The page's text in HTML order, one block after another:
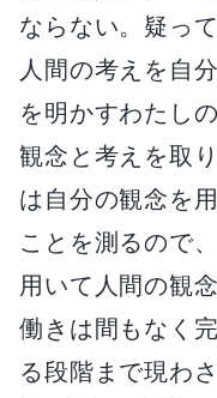
ならない。疑っ
人間の考えを自
を明かすわたし
観念と考えを取
は自分の観念を
ことを測るので
用いて人間の観
働きは間もなく
る段階まで現わ